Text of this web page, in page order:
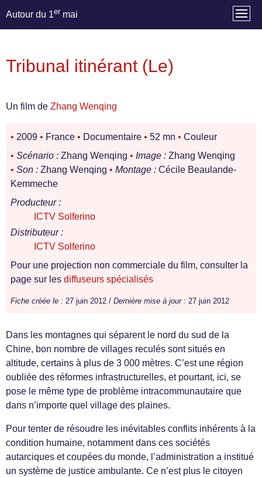
Autour du 1er mai
Tribunal itinérant (Le)
Un film de Zhang Wenqing
• 2009 • France • Documentaire • 52 mn • Couleur
• Scénario : Zhang Wenqing • Image : Zhang Wenqing
• Son : Zhang Wenqing • Montage : Cécile Beaulande-
Kemmeche
Producteur :
ICTV Solferino
Distributeur :
ICTV Solferino
Pour une projection non commerciale du film, consulter la
page sur les diffuseurs spécialisés
Fiche créée le : 27 juin 2012 / Dernière mise à jour : 27 juin 2012
Dans les montagnes qui séparent le nord du sud de la
Chine, bon nombre de villages reculés sont situés en
altitude, certains à plus de 3 000 mètres. C’est une région
oubliée des réformes infrastructurelles, et pourtant, ici, se
pose le même type de problème intracommunautaire que
dans n’importe quel village des plaines.
Pour tenter de résoudre les inévitables conflits inhérents à la
condition humaine, notamment dans ces sociétés
autarciques et coupées du monde, l’administration a institué
un système de justice ambulante. Ce n’est plus le citoyen